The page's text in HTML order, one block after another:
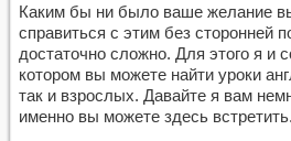
Каким бы ни было ваше желание
справиться с этим без сторонней
достаточно сложно. Для этого я и
котором вы можете найти уроки
так и взрослых. Давайте я вам
именно вы можете здесь встретить.